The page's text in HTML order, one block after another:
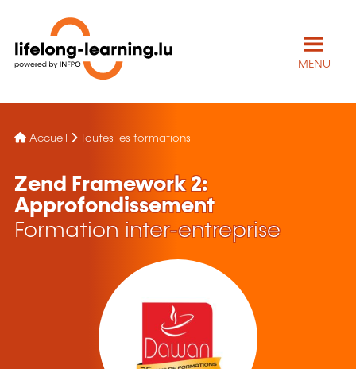
MENU
Accueil Toutes les formations
Zend Framework 2:
Approfondissement
Formation inter-entreprise